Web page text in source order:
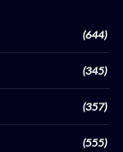
(644)
(345)
(357)
(555)